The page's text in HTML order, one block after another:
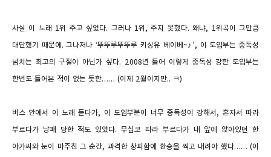
사실 이 노래 1위 주고 싶었다. 그러나1위,주지 못했다.왜냐, 1위곡이 그만큼
대단했기 때문에.그나저나‘뚜뚜루뚜뚜루 키싱유 베이베~♪’, 이 도입부는 중독성
넘치는 최고의 구절이 아닌가 싶다. 2008년 들어 이렇게 중독성 강한 도입부는
한번도 들어본 적이 없는 듯한…… (이제 2월이지만.. ㅋ)
버스 안에서 이 노래 듣다가, 이 도입부분이 너무 중독성이 강해서, 혼자서 따라
부르다가 낭패 당한 적도 있었다.무심코 따라 부르다가 내 앞에 앉아있던 한
아가씨와 눈이 마주친 그 순간, 과격한 창피함에 환승을 찍고 내려야 했다…… (이